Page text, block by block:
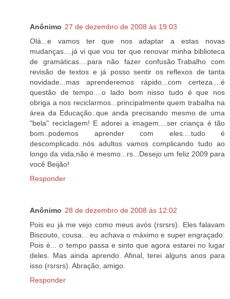
Anônimo 27 de dezembro de 2008 às 19:03
Olá...e vamos ter que nos adaptar a estas novas
mudanças....já vi que vou ter que renovar minha biblioteca
de gramáticas....para não fazer confusão.Trabalho com
revisão de textos e já posso sentir os reflexos de tanta
novidade...mas aprenderemos rápido...com certeza....é
questão de tempo....o lado bom nisso tudo é que nos
obriga a nos reciclarmos...principalmente quem trabalha na
área da Educação..que anda precisando mesmo de uma
"bela" reciclagem! E adorei a imagem....ser criança é tão
bom..podemos aprender com eles....tudo é
descomplicado..nós adultos vamos complicando tudo ao
longo da vida,não é mesmo...rs...Desejo um feliz 2009 para
você Beijão!
Responder
Anônimo 28 de dezembro de 2008 às 12:02
Pois eu já me vejo como meus avós (rsrsrs). Eles falavam
Biscouto, cousa... eu achava o máximo e super engraçado.
Pois é... o tempo passa e sinto que agora estarei no lugar
deles. Mas ainda aprendo. Afinal, terei alguns anos para
isso (rsrsrs). Abração, amigo.
Responder